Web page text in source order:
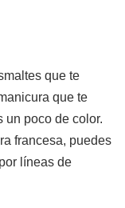
que te
que te
un poco de color.
francesa, puedes
líneas de